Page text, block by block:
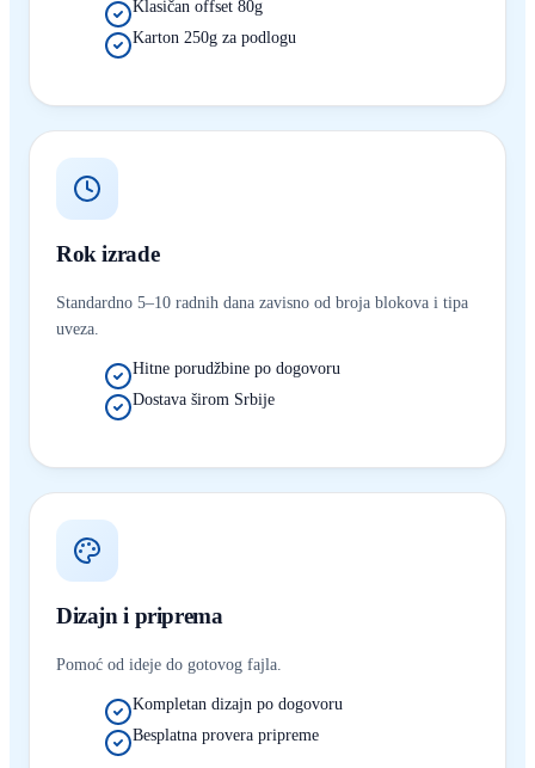
Klasičan offset 80g
Karton 250g za podlogu
Rok izrade
Standardno 5–10 radnih dana zavisno od broja blokova i tipa
uveza.
Hitne porudžbine po dogovoru
Dostava širom Srbije
Dizajn i priprema
Pomoć od ideje do gotovog fajla.
Kompletan dizajn po dogovoru
Besplatna provera pripreme